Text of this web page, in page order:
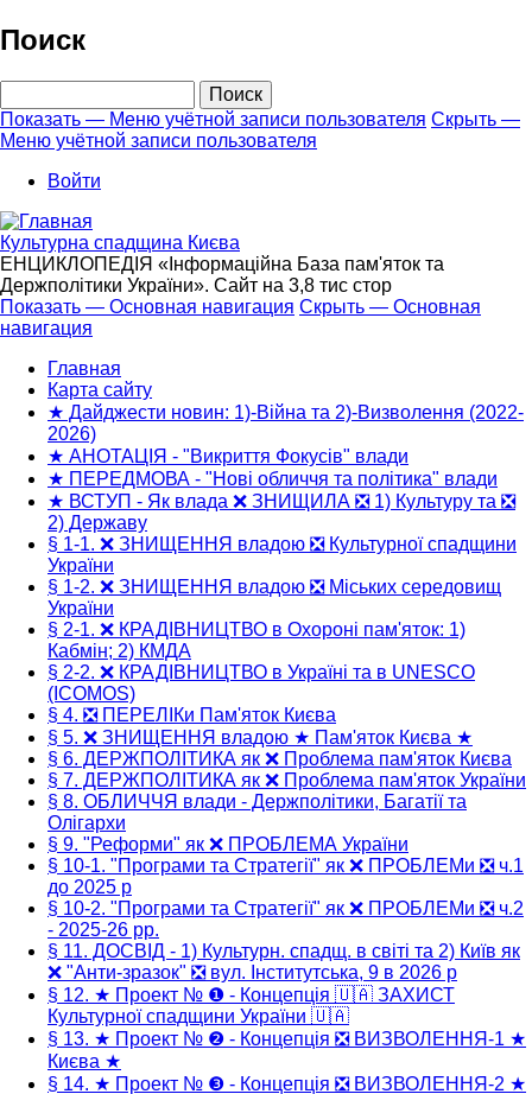
Перейти
к
основному
Поиск
Меню
учётной
записи
пользователя
Показать — Меню учётной записи пользователя Скрыть —
Меню учётной записи пользователя
Войти
Культурна спадщина Києва
ЕНЦИКЛОПЕДІЯ «Інформаційна База пам'яток та
Держполітики України». Сайт на 3,8 тис стор
Основная
навигация
Показать — Основная навигация Скрыть — Основная
навигация
Главная
Карта сайту
★ Дайджести новин: 1)-Війна та 2)-Визволення (2022-
2026)
★ АНОТАЦІЯ - "Викриття Фокусів" влади
★ ПЕРЕДМОВА - "Нові обличчя та політика" влади
★ ВСТУП - Як влада ❌ ЗНИЩИЛА ❎ 1) Культуру та ❎
2) Державу
§ 1-1. ❌ ЗНИЩЕННЯ владою ❎ Культурної спадщини
України
§ 1-2. ❌ ЗНИЩЕННЯ владою ❎ Міських середовищ
України
§ 2-1. ❌ КРАДІВНИЦТВО в Охороні пам'яток: 1)
Кабмін; 2) КМДА
§ 2-2. ❌ КРАДІВНИЦТВО в Україні та в UNESCO
(ICOMOS)
§ 4. ❎ ПЕРЕЛІКи Пам'яток Києва
§ 5. ❌ ЗНИЩЕННЯ владою ★ Пам'яток Києва ★
§ 6. ДЕРЖПОЛІТИКА як ❌ Проблема пам'яток Києва
§ 7. ДЕРЖПОЛІТИКА як ❌ Проблема пам'яток України
§ 8. ОБЛИЧЧЯ влади - Держполітики, Багатії та
Олігархи
§ 9. "Реформи" як ❌ ПРОБЛЕМА України
§ 10-1. "Програми та Стратегії" як ❌ ПРОБЛЕМи ❎ ч.1
до 2025 р
§ 10-2. "Програми та Стратегії" як ❌ ПРОБЛЕМи ❎ ч.2
- 2025-26 рр.
§ 11. ДОСВІД - 1) Культурн. спадщ. в світі та 2) Київ як
❌ "Анти-зразок" ❎ вул. Інститутська, 9 в 2026 р
§ 12. ★ Проект № ❶ - Концепція 🇺🇦 ЗАХИСТ
Культурної спадщини України 🇺🇦
§ 13. ★ Проект № ❷ - Концепція ❎ ВИЗВОЛЕННЯ-1 ★
Києва ★
§ 14. ★ Проект № ❸ - Концепція ❎ ВИЗВОЛЕННЯ-2 ★